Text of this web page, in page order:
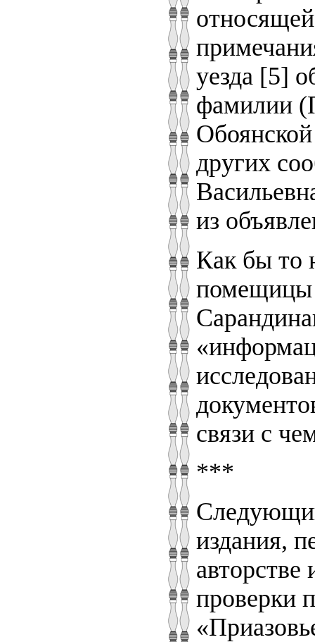
уезда [5]
фамилии
других
из
Как бы то
помещицы
связи с
***
издания,
авторстве
проверки